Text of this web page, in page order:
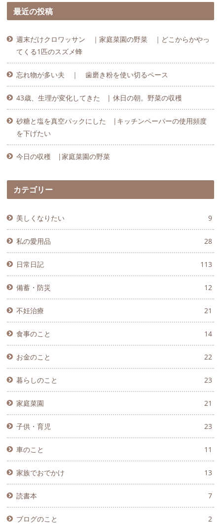
最近の投稿
週末だけクロワッサン ｜家庭菜園の野菜 ｜どこからかやっ
てくる1匹のスズメ蜂
忘れ物が多い夫 ｜ 歯磨き粉を使い切るペース
43歳、生理が変化してきた | 休日の朝。野菜の収穫
砂糖と塩を真空パックにした |キッチンペーパーの使用頻度
を下げたい
今日の収穫 |家庭菜園の野菜
カテゴリー
美しくなりたい 9
私の愛用品 28
日常日記 113
備蓄・防災 12
不妊治療 21
食事のこと 14
お金のこと 22
暮らしのこと 23
家庭菜園 21
子供・育児 23
車のこと 11
家族でおでかけ 13
読書本 7
ブログのこと 2